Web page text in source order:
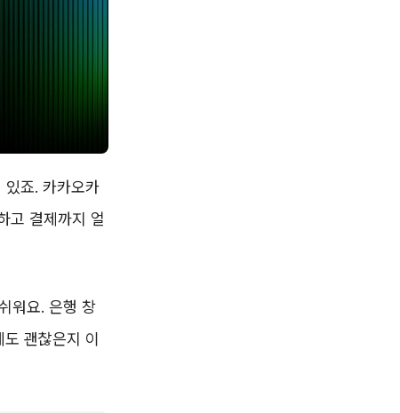
죠. 카카오카
고 결제까지 얼
워요. 은행 창
괜찮은지 이